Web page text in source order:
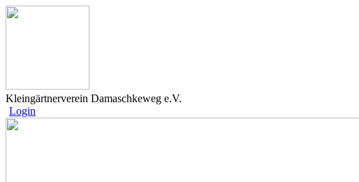
Kleingärtnerverein Damaschkeweg e.V.
Login